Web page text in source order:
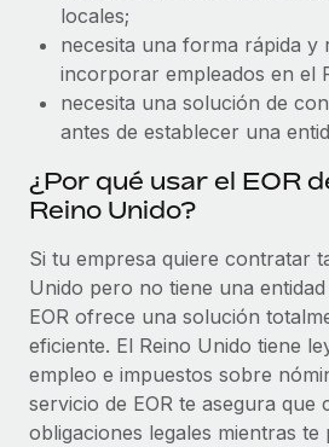
Gestionar las nóminas internamente
semanas en hacerlo manualmente y,
Más información
locales;
necesita una forma rápida y
incorporar empleados en el
necesita una solución de
antes de establecer una
¿Por qué usar el EOR
Reino Unido?
Si tu empresa quiere contratar
Unido pero no tiene una
EOR ofrece una solución
eficiente. El Reino Unido tiene
empleo e impuestos sobre
servicio de EOR te asegura que
obligaciones legales mientras